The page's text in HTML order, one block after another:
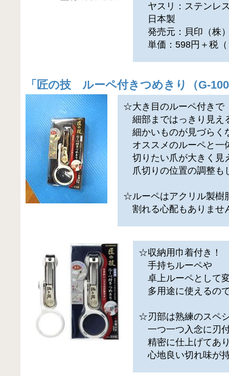
ヤスリ：ステンレ
日本製
発売元：貝印（株
単価：598円＋税（
「 匠の技 ルーペ付きつめきり（G-
☆大き目のルーペ付きで
細部まではっきり見え
細かいものが見づらく
オススメのルーペと一
切りたい爪が大きく見
爪切りの位置の調整も
☆ルーペはアクリル製樹
割れる心配もありませ
☆収納用巾着付き！
手持ちルーペや
卓上ルーペとして
多用途に使えるの
☆刃部は熟練のスペ
一つ一つ入念に刃
精密に仕上げてあ
心地良い切れ味が